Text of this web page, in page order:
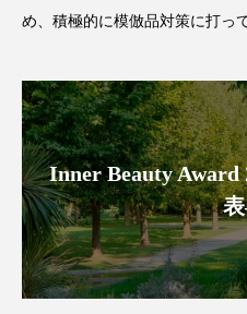
サプリ サロンクレン
サロン経営 サロン連
スカルプ クレンジング 頻度
スキンケア スキンケ
スキンケアルーティン
め、積極的に模倣品対策に打っ
Inner Beauty